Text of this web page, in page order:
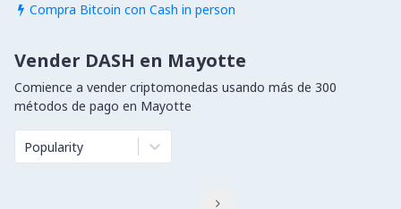
 Compra Bitcoin con Cash in person
Vender DASH en Mayotte
Comience a vender criptomonedas usando más de 300
métodos de pago en Mayotte
Popularity
